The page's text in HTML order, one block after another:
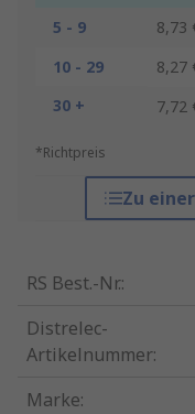
5 - 9
8,73
10 - 29
8,27
30 +
7,72
*Richtpreis
Zu
RS Best.-Nr.:
Distrelec-
Artikelnummer:
Marke: